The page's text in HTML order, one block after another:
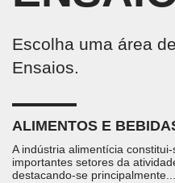
Escolha uma área
Ensaios.
ALIMENTOS E
A indústria alimentícia
importantes setores da
destacando-se principalmente...